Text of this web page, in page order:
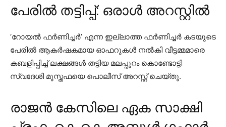
പേരിൽ തട്ടിപ്പ്: ഒരാൾ അറസ്റ്റിൽ
‘റോയല്‍ ഫര്‍ണിച്ചര്‍’ എന്ന ഇല്ലാത്ത ഫര്‍ണിച്ചര്‍ കടയുടെ
പേരില്‍ ആകര്‍ഷകമായ ഓഫറുകള്‍ നല്‍കി വീട്ടമ്മമാരെ
കബളിപ്പിച്ച് ലക്ഷങ്ങള്‍ തട്ടിയ മലപ്പുറം കൊണ്ടോട്ടി
സ്വദേശി മുസ്തഫയെ പൊലീസ് അറസ്റ്റ് ചെയ്തു.
രാജൻ കേസിലെ ഏക സാക്ഷി